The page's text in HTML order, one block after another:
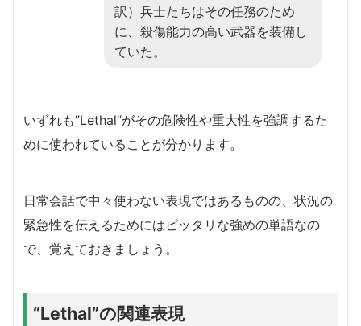
訳）兵士たちはその任務のため
に、殺傷能力の高い武器を装備し
ていた。
いずれも”Lethal”がその危険性や重大性を強調するた
めに使われていることが分かります。
日常会話で中々使わない表現ではあるものの、状況の
緊急性を伝えるためにはピッタリな強めの単語なの
で、覚えておきましょう。
“Lethal”の関連表現